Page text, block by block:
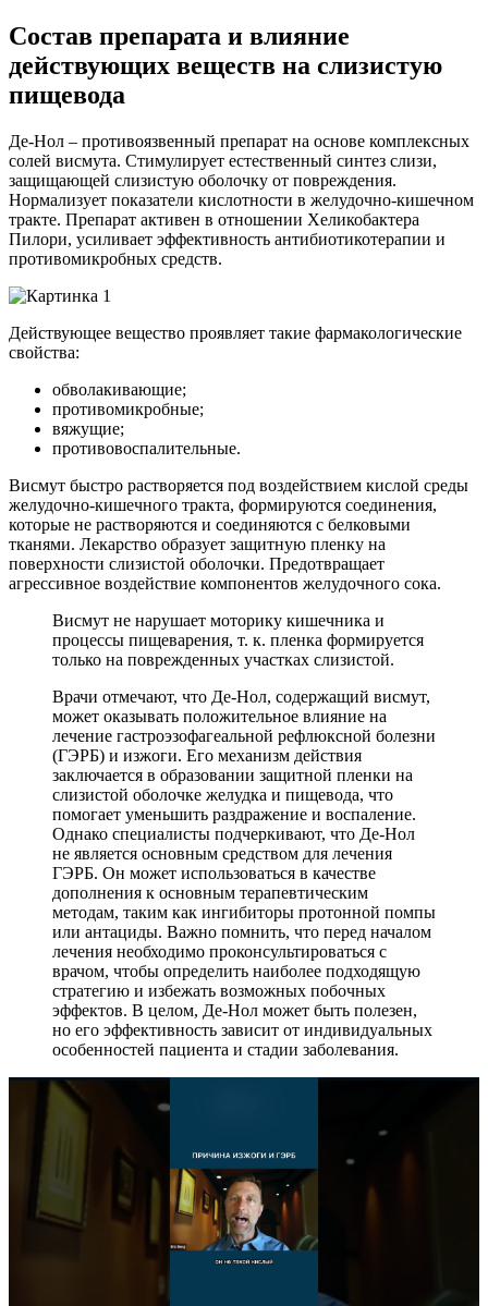
Состав препарата и влияние
действующих веществ на слизистую
пищевода
Де-Нол – противоязвенный препарат на основе комплексных
солей висмута. Стимулирует естественный синтез слизи,
защищающей слизистую оболочку от повреждения.
Нормализует показатели кислотности в желудочно-кишечном
тракте. Препарат активен в отношении Хеликобактера
Пилори, усиливает эффективность антибиотикотерапии и
противомикробных средств.
Действующее вещество проявляет такие фармакологические
свойства:
обволакивающие;
противомикробные;
вяжущие;
противовоспалительные.
Висмут быстро растворяется под воздействием кислой среды
желудочно-кишечного тракта, формируются соединения,
которые не растворяются и соединяются с белковыми
тканями. Лекарство образует защитную пленку на
поверхности слизистой оболочки. Предотвращает
агрессивное воздействие компонентов желудочного сока.
Висмут не нарушает моторику кишечника и
процессы пищеварения, т. к. пленка формируется
только на поврежденных участках слизистой.
Врачи отмечают, что Де-Нол, содержащий висмут,
может оказывать положительное влияние на
лечение гастроэзофагеальной рефлюксной болезни
(ГЭРБ) и изжоги. Его механизм действия
заключается в образовании защитной пленки на
слизистой оболочке желудка и пищевода, что
помогает уменьшить раздражение и воспаление.
Однако специалисты подчеркивают, что Де-Нол
не является основным средством для лечения
ГЭРБ. Он может использоваться в качестве
дополнения к основным терапевтическим
методам, таким как ингибиторы протонной помпы
или антациды. Важно помнить, что перед началом
лечения необходимо проконсультироваться с
врачом, чтобы определить наиболее подходящую
стратегию и избежать возможных побочных
эффектов. В целом, Де-Нол может быть полезен,
но его эффективность зависит от индивидуальных
особенностей пациента и стадии заболевания.